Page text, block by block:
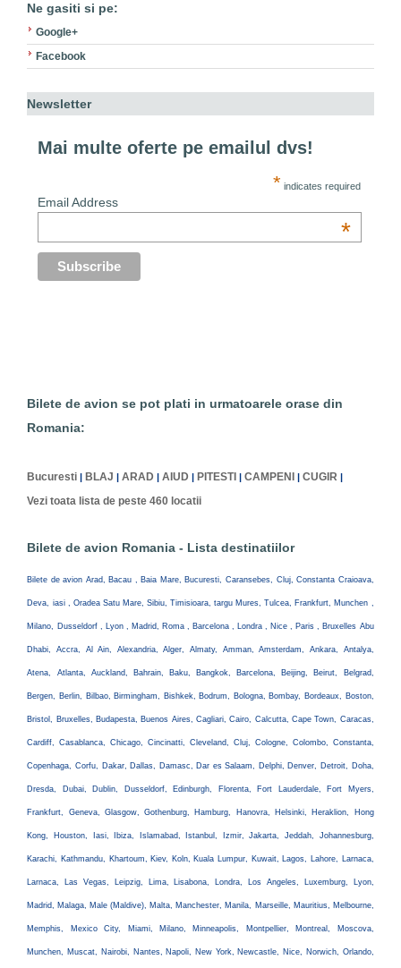
Ne gasiti si pe:
Google+
Facebook
Newsletter
Mai multe oferte pe emailul dvs!
* indicates required
Email Address
*
Bilete de avion se pot plati in urmatoarele orase din
Romania:
Bucuresti BLAJ |ARAD |AIUD PITESTI |CAMPENI |CUGIR
Vezi toata lista de peste 460 locatii
Bilete de avion Romania - Lista destinatiilor
Bilete de avion Arad, Bacau , Baia Mare, Bucuresti, Caransebes, Cluj, Constanta Craioava,
Deva, iasi , Oradea Satu Mare, Sibiu, Timisioara, targu Mures, Tulcea, Frankfurt, Munchen ,
Milano, Dusseldorf , Lyon , Madrid, Roma , Barcelona , Londra , Nice , Paris , Bruxelles Abu
Dhabi, Accra, Al Ain, Alexandria, Alger, Almaty, Amman, Amsterdam, Ankara, Antalya,
Atena, Atlanta, Auckland, Bahrain, Baku, Bangkok, Barcelona, Beijing, Beirut, Belgrad,
Bergen, Berlin, Bilbao, Birmingham, Bishkek, Bodrum, Bologna, Bombay, Bordeaux, Boston,
Bristol, Bruxelles, Budapesta, Buenos Aires, Cagliari, Cairo, Calcutta, Cape Town, Caracas,
Cardiff, Casablanca, Chicago, Cincinatti, Cleveland, Cluj, Cologne, Colombo, Constanta,
Copenhaga, Corfu, Dakar, Dallas, Damasc, Dar es Salaam, Delphi, Denver, Detroit, Doha,
Dresda, Dubai, Dublin, Dusseldorf, Edinburgh, Florenta, Fort Lauderdale, Fort Myers,
Frankfurt, Geneva, Glasgow, Gothenburg, Hamburg, Hanovra, Helsinki, Heraklion, Hong
Kong, Houston, Iasi, Ibiza, Islamabad, Istanbul, Izmir, Jakarta, Jeddah, Johannesburg,
Karachi, Kathmandu, Khartoum, Kiev, Koln, Kuala Lumpur, Kuwait, Lagos, Lahore, Larnaca,
Larnaca, Las Vegas, Leipzig, Lima, Lisabona, Londra, Los Angeles, Luxemburg, Lyon,
Madrid, Malaga, Male (Maldive), Malta, Manchester, Manila, Marseille, Mauritius, Melbourne,
Memphis, Mexico City, Miami, Milano, Minneapolis, Montpellier, Montreal, Moscova,
Munchen, Muscat, Nairobi, Nantes, Napoli, New York, Newcastle, Nice, Norwich, Orlando,